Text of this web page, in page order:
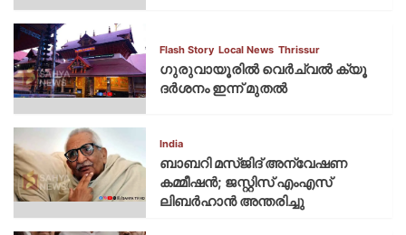
Flash Story Local News Thrissur
ഗുരുവായൂരില്‍ വെര്‍ച്വല്‍ ക്യൂ
ദര്‍ശനം ഇന്ന് മുതല്‍
India
ബാബറി മസ്ജിദ് അന്വേഷണ
കമ്മീഷന്‍; ജസ്റ്റിസ് എംഎസ്
ലിബര്‍ഹാന്‍ അന്തരിച്ചു